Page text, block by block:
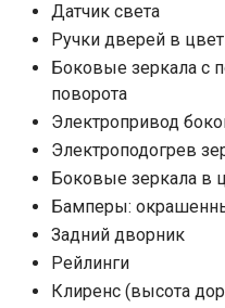
Датчик света
Ручки дверей в
Боковые зеркала с
поворота
Электропривод
Электроподогрев
Боковые зеркала в
Бамперы:
Задний дворник
Рейлинги
Клиренс (высота